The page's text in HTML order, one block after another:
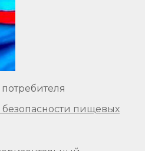
пищевых